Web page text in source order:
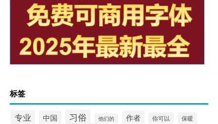
标签
专业 中国 习俗 他们的 作者 你可以 保暖